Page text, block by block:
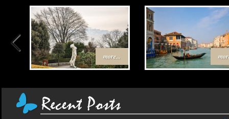
more...